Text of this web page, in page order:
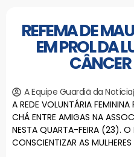
REFEMA DE
EM PROL DA
A Equipe Guardiã da Notícia
A REDE VOLUNTÁRIA
CHÁ ENTRE AMIGAS NA
NESTA QUARTA-FEIRA (23).
CONSCIENTIZAR AS